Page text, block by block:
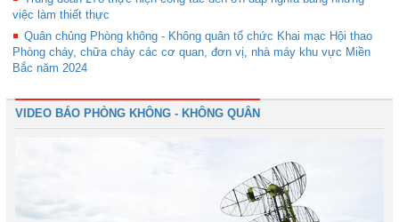
việc làm thiết thực
Quân chủng Phòng không - Không quân tổ chức Khai mạc Hội thao
Phòng cháy, chữa cháy các cơ quan, đơn vị, nhà máy khu vực Miền
Bắc năm 2024
VIDEO BÁO PHÒNG KHÔNG - KHÔNG QUÂN